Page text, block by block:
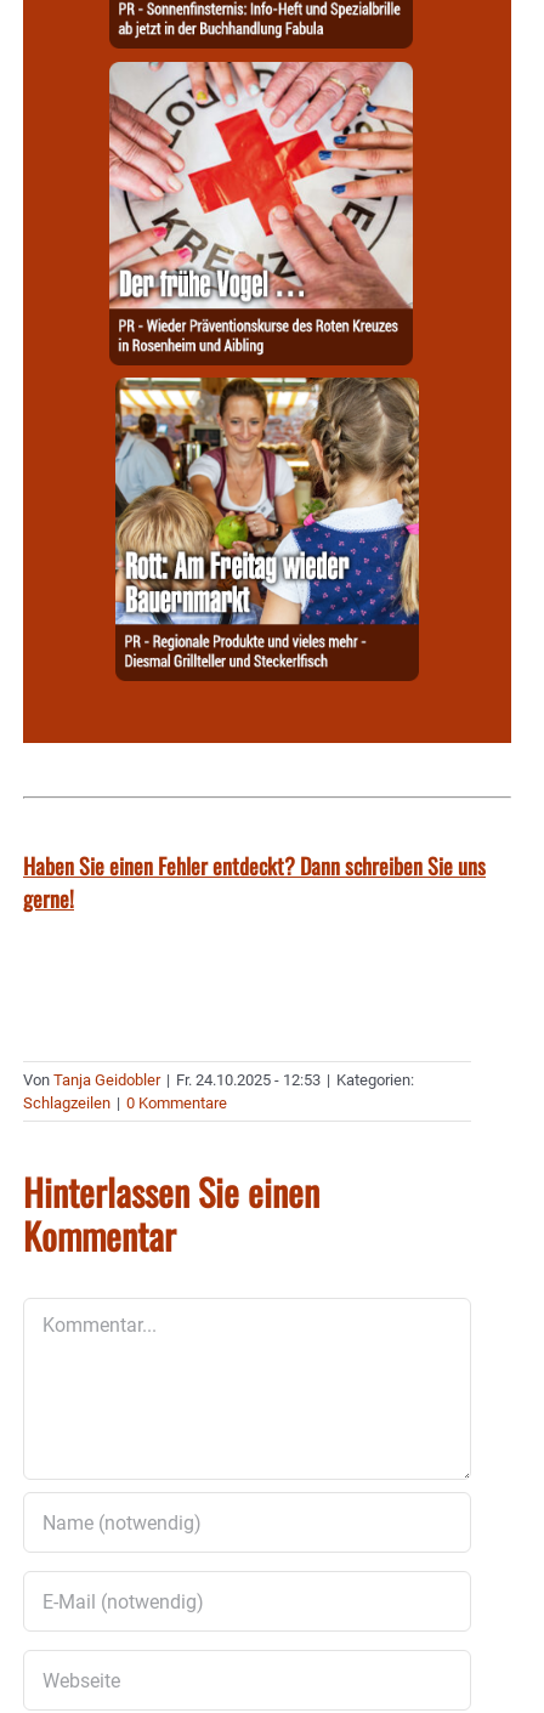
Haben Sie einen Fehler entdeckt? Dann schreiben Sie uns
gerne!
Von Tanja Geidobler | Fr. 24.10.2025 - 12:53 | Kategorien:
Schlagzeilen | 0 Kommentare
Hinterlassen Sie einen
Kommentar